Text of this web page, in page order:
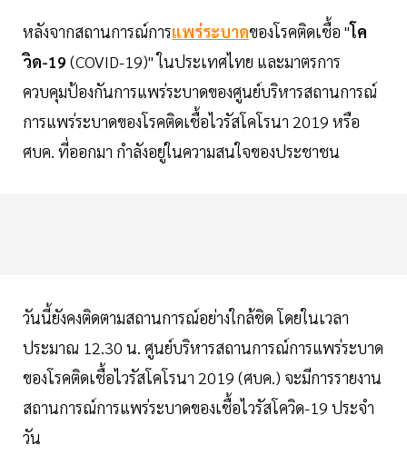
หลังจากสถานการณ์การแพร่ระบาดของโรคติดเชื้อ "โค
วิด-19 (COVID-19)" ในประเทศไทย และมาตรการ
ควบคุมป้องกันการแพร่ระบาดของศูนย์บริหารสถานการณ์
การแพร่ระบาดของโรคติดเชื้อไวรัสโคโรนา 2019 หรือ
ศบค. ที่ออกมา กำลังอยู่ในความสนใจของประชาชน
วันนี้ยังคงติดตามสถานการณ์อย่างใกล้ชิด โดยในเวลา
ประมาณ 12.30 น. ศูนย์บริหารสถานการณ์การแพร่ระบาด
ของโรคติดเชื้อไวรัสโคโรนา 2019 (ศบค.) จะมีการรายงาน
สถานการณ์การแพร่ระบาดของเชื้อไวรัสโควิด-19 ประจำ
วัน